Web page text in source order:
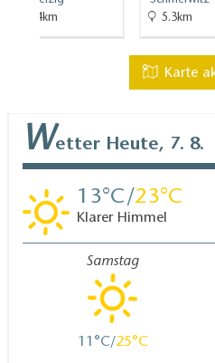
14.4km
5.3km
Karte
Wetter Heute, 7. 8.
13 23
Klarer Himmel
Samstag
11 25